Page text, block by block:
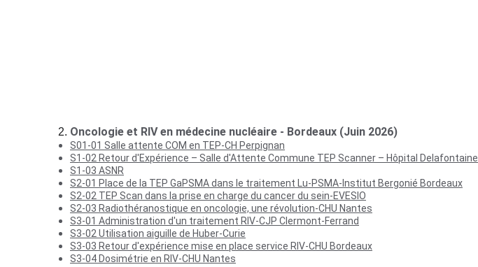
Oncologie et RIV en médecine nucléaire - Bordeaux (Juin 2026)
S01-01 Salle attente COM en TEP-CH Perpignan
S1-02 Retour d'Expérience – Salle d'Attente Commune TEP Scanner – Hôpital Delafontaine
S1-03 ASNR
S2-01 Place de la TEP GaPSMA dans le traitement Lu-PSMA-Institut Bergonié Bordeaux
S2-02 TEP Scan dans la prise en charge du cancer du sein-EVESIO
S2-03 Radiothéranostique en oncologie, une révolution-CHU Nantes
S3-01 Administration d'un traitement RIV-CJP Clermont-Ferrand
S3-02 Utilisation aiguille de Huber-Curie
S3-03 Retour d'expérience mise en place service RIV-CHU Bordeaux
S3-04 Dosimétrie en RIV-CHU Nantes